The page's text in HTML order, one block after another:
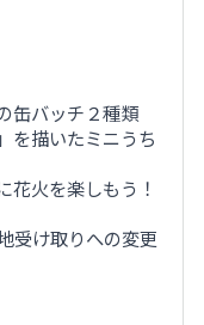
缶バッチ２種類
を描いたミニうち
花火を楽しもう！
受け取りへの変更